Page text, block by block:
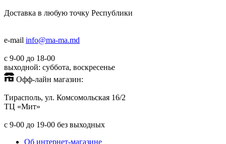
Доставка в любую точку Республики
e-mail info@ma-ma.md
с 9-00 до 18-00
выходной: суббота, воскресенье
Офф-лайн магазин:
Тирасполь, ул. Комсомольская 16/2
ТЦ «Мит»
с 9-00 до 19-00 без выходных
Об интернет-магазине